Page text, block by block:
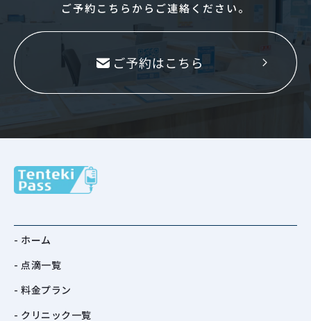
ご予約こちらからご連絡ください。
- ホーム
- 点滴一覧
- 料金プラン
- クリニック一覧